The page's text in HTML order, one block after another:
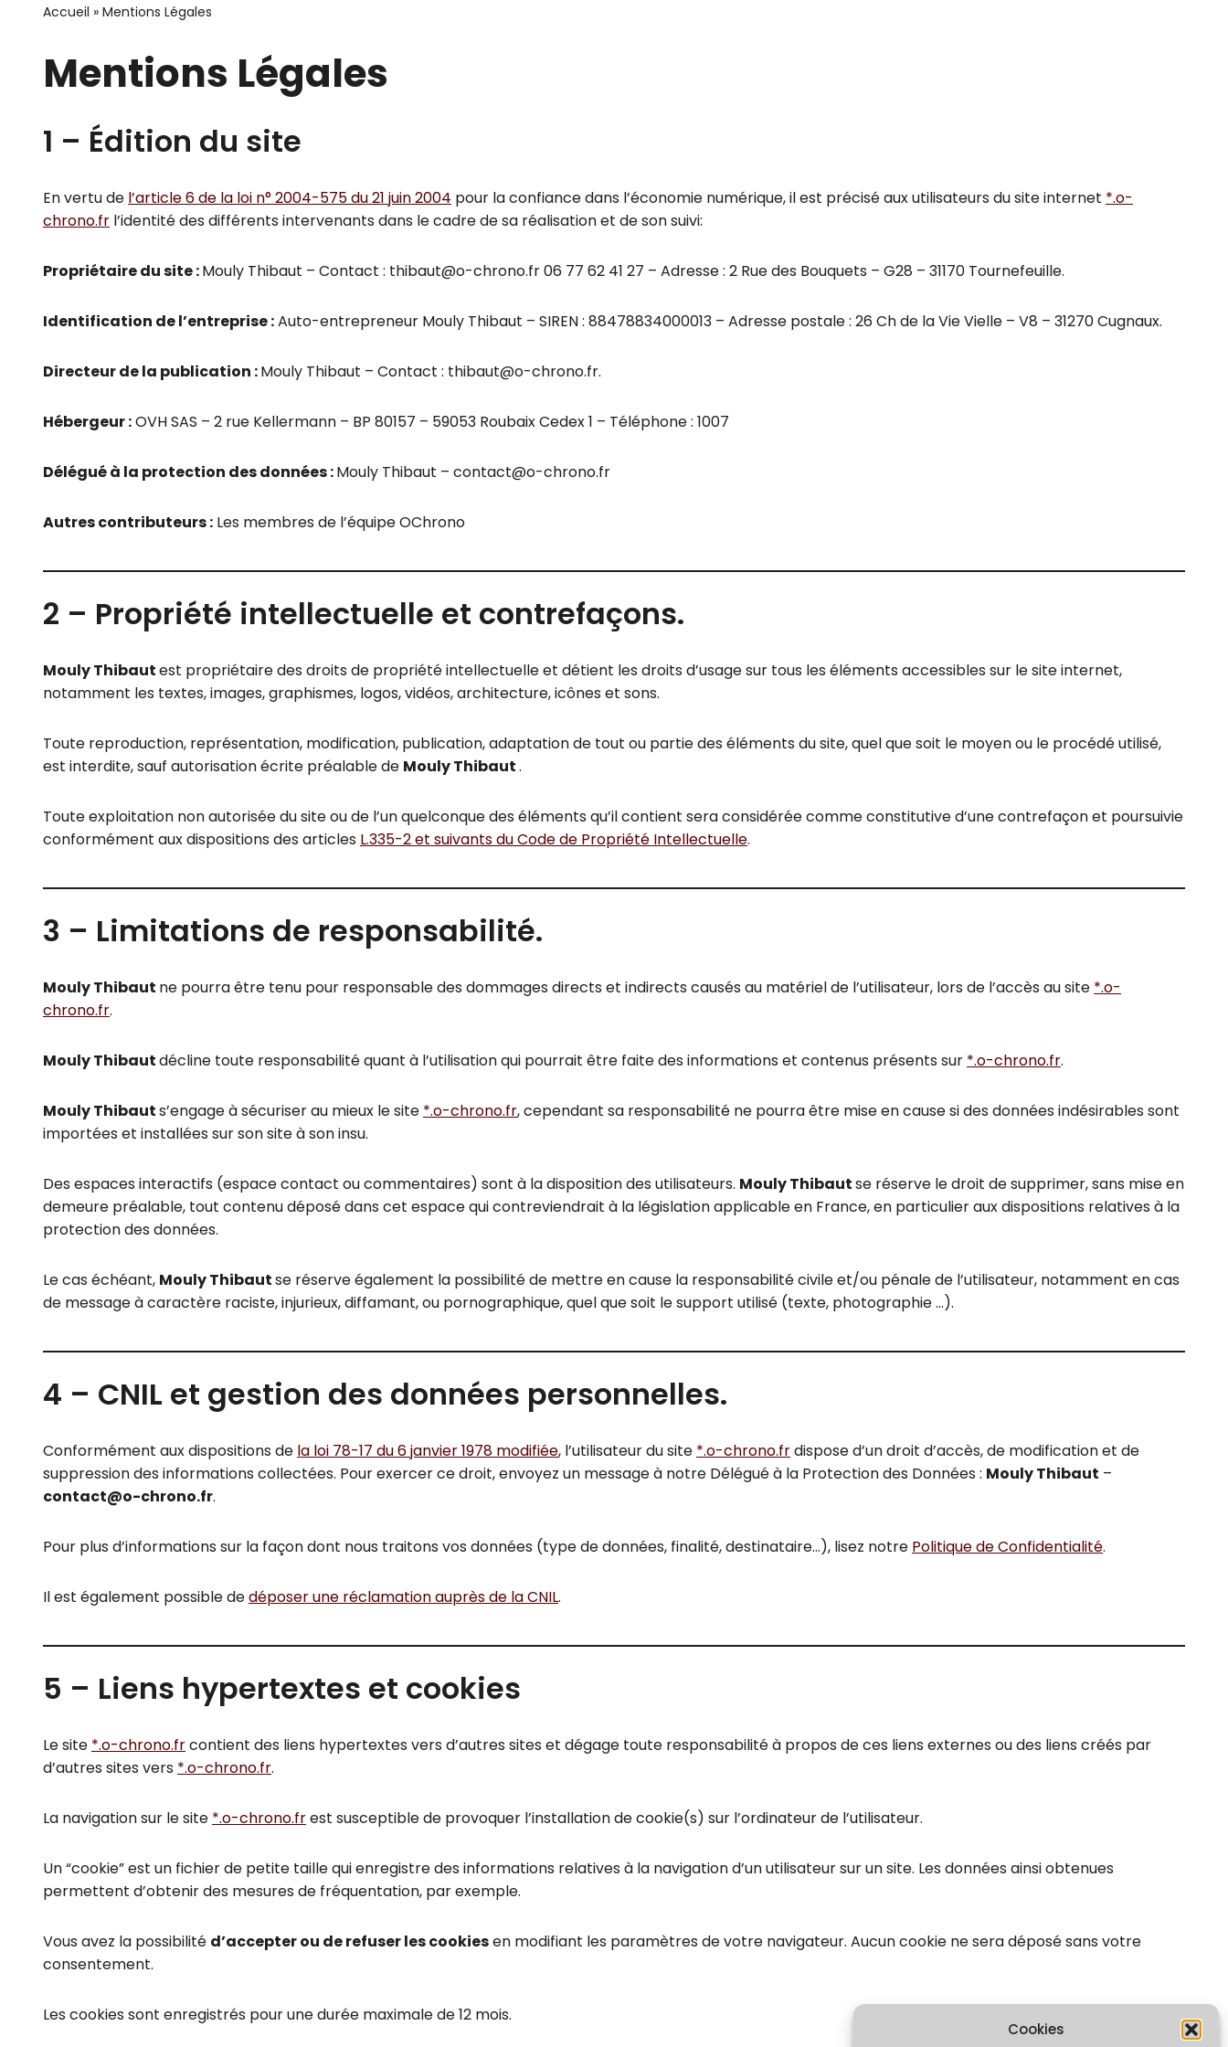
Cookies
Accueil » Mentions Légales
Mentions Légales
1 – Édition du site
En vertu de l’article 6 de la loi n° 2004-575 du 21 juin 2004 pour la confiance dans l’économie numérique, il est précisé aux utilisateurs du site internet *.o-
chrono.fr l’identité des différents intervenants dans le cadre de sa réalisation et de son suivi:
Propriétaire du site :Mouly Thibaut – Contact : thibaut@o-chrono.fr 06 77 62 41 27 – Adresse : 2 Rue des Bouquets – G28 – 31170 Tournefeuille.
Identification de l’entreprise :Auto-entrepreneur Mouly Thibaut – SIREN : 88478834000013 – Adresse postale : 26 Ch de la Vie Vielle – V8 – 31270 Cugnaux.
Directeur de la publication :Mouly Thibaut – Contact : thibaut@o-chrono.fr.
Hébergeur :OVH SAS – 2 rue Kellermann – BP 80157 – 59053 Roubaix Cedex 1 – Téléphone : 1007
Délégué à la protection des données :Mouly Thibaut – contact@o-chrono.fr
Autres contributeurs : Les membres de l’équipe OChrono
2 – Propriété intellectuelle et contrefaçons.
Mouly Thibautest propriétaire des droits de propriété intellectuelle et détient les droits d’usage sur tous les éléments accessibles sur le site internet,
notamment les textes, images, graphismes, logos, vidéos, architecture, icônes et sons.
Toute reproduction, représentation, modification, publication, adaptation de tout ou partie des éléments du site, quel que soit le moyen ou le procédé utilisé,
est interdite, sauf autorisation écrite préalable de Mouly Thibaut.
Toute exploitation non autorisée du site ou de l’un quelconque des éléments qu’il contient sera considérée comme constitutive d’une contrefaçon et poursuivie
conformément aux dispositions des articles L.335-2 et suivants du Code de Propriété Intellectuelle.
3 – Limitations de responsabilité.
Mouly Thibaut ne pourra être tenu pour responsable des dommages directs et indirects causés au matériel de l’utilisateur, lors de l’accès au site *.o-
chrono.fr.
Mouly Thibautdécline toute responsabilité quant à l’utilisation qui pourrait être faite des informations et contenus présents sur *.o-chrono.fr.
Mouly Thibauts’engage à sécuriser au mieux le site *.o-chrono.fr, cependant sa responsabilité ne pourra être mise en cause si des données indésirables sont
importées et installées sur son site à son insu.
Des espaces interactifs (espace contact ou commentaires) sont à la disposition des utilisateurs. Mouly Thibautse réserve le droit de supprimer, sans mise en
demeure préalable, tout contenu déposé dans cet espace qui contreviendrait à la législation applicable en France, en particulier aux dispositions relatives à la
protection des données.
Le cas échéant, Mouly Thibautse réserve également la possibilité de mettre en cause la responsabilité civile et/ou pénale de l’utilisateur, notamment en cas
de message à caractère raciste, injurieux, diffamant, ou pornographique, quel que soit le support utilisé (texte, photographie …).
4 – CNIL et gestion des données personnelles.
Conformément aux dispositions de la loi 78-17 du 6 janvier 1978 modifiée, l’utilisateur du site *.o-chrono.frdispose d’un droit d’accès, de modification et de
suppression des informations collectées. Pour exercer ce droit, envoyez un message à notre Délégué à la Protection des Données : Mouly Thibaut –
contact@o-chrono.fr.
Pour plus d’informations sur la façon dont nous traitons vos données (type de données, finalité, destinataire…), lisez notre Politique de Confidentialité.
Il est également possible dedéposer une réclamation auprès de la CNIL.
5 – Liens hypertextes et cookies
Le site *.o-chrono.frcontient des liens hypertextes vers d’autres sites et dégage toute responsabilité à propos de ces liens externes ou des liens créés par
d’autres sites vers *.o-chrono.fr.
La navigation sur le site *.o-chrono.frest susceptible de provoquer l’installation de cookie(s) sur l’ordinateur de l’utilisateur.
Un “cookie” est un fichier de petite taille qui enregistre des informations relatives à la navigation d’un utilisateur sur un site. Les données ainsi obtenues
permettent d’obtenir des mesures de fréquentation, par exemple.
Vous avez la possibilité d’accepter ou de refuser les cookiesen modifiant les paramètres de votre navigateur. Aucun cookie ne sera déposé sans votre
consentement.
Les cookies sont enregistrés pour une durée maximale de 12 mois.